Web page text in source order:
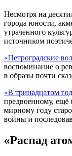
Несмотря на
города юности,
утраченного
источником
«Петроградские
воспоминание о
в образы почти
«В тринадцатом
предвоенному, ещё
мирному году
войны и
«Распад